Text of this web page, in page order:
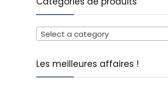
Select a category
Les meilleures affaires !